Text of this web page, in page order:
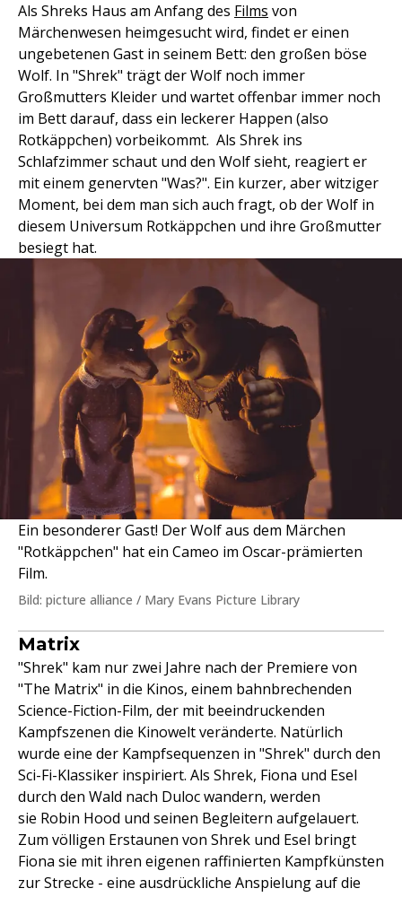
Als Shreks Haus am Anfang des Films von
Märchenwesen heimgesucht wird, findet er einen
ungebetenen Gast in seinem Bett: den großen böse
Wolf. In "Shrek" trägt der Wolf noch immer
Großmutters Kleider und wartet offenbar immer noch
im Bett darauf, dass ein leckerer Happen (also
Rotkäppchen) vorbeikommt. Als Shrek ins
Schlafzimmer schaut und den Wolf sieht, reagiert er
mit einem genervten "Was?". Ein kurzer, aber witziger
Moment, bei dem man sich auch fragt, ob der Wolf in
diesem Universum Rotkäppchen und ihre Großmutter
besiegt hat.
Ein besonderer Gast! Der Wolf aus dem Märchen
"Rotkäppchen" hat ein Cameo im Oscar-prämierten
Film.
Bild: picture alliance / Mary Evans Picture Library
Matrix
"Shrek" kam nur zwei Jahre nach der Premiere von
"The Matrix" in die Kinos, einem bahnbrechenden
Science-Fiction-Film, der mit beeindruckenden
Kampfszenen die Kinowelt veränderte. Natürlich
wurde eine der Kampfsequenzen in "Shrek" durch den
Sci-Fi-Klassiker inspiriert. Als Shrek, Fiona und Esel
durch den Wald nach Duloc wandern, werden
sie Robin Hood und seinen Begleitern aufgelauert.
Zum völligen Erstaunen von Shrek und Esel bringt
Fiona sie mit ihren eigenen raffinierten Kampfkünsten
zur Strecke - eine ausdrückliche Anspielung auf die